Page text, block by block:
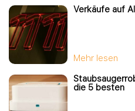
Verkäufe auf
Mehr lesen
die 5 besten